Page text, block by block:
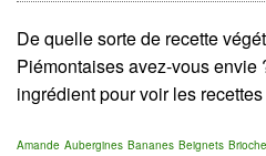
De quelle sorte de recette
Piémontaises avez-vous envie
ingrédient pour voir les
Amande Aubergines Bananes Beignets